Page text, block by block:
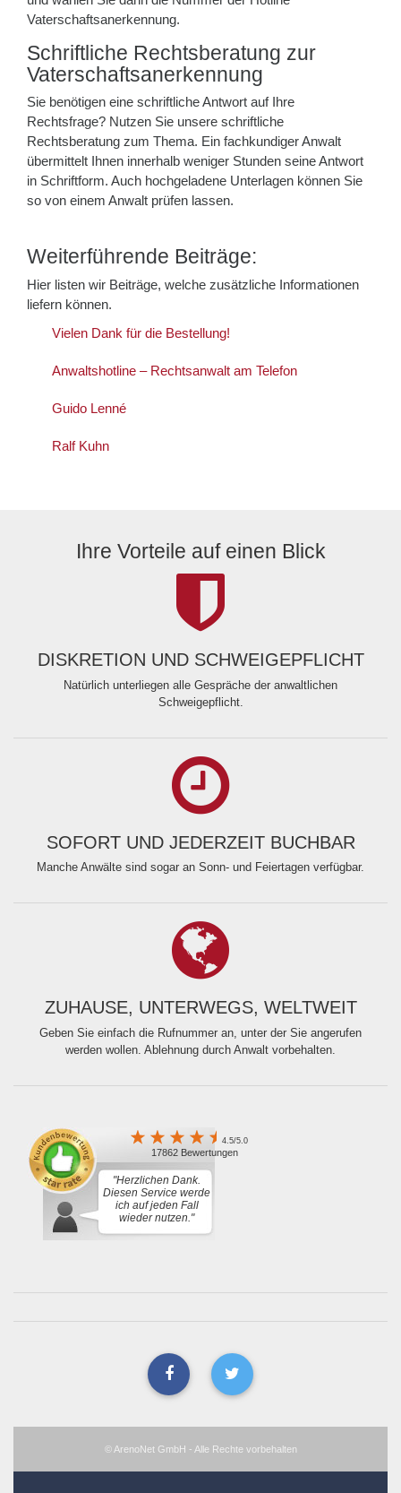
Vaterschaftsanerkennung.
Schriftliche Rechtsberatung zur
Vaterschaftsanerkennung
Sie benötigen eine schriftliche Antwort auf Ihre
Rechtsfrage? Nutzen Sie unsere schriftliche
Rechtsberatung zum Thema. Ein fachkundiger Anwalt
übermittelt Ihnen innerhalb weniger Stunden seine Antwort
in Schriftform. Auch hochgeladene Unterlagen können Sie
so von einem Anwalt prüfen lassen.
Weiterführende Beiträge:
Hier listen wir Beiträge, welche zusätzliche Informationen
liefern können.
Vielen Dank für die Bestellung!
Anwaltshotline – Rechtsanwalt am Telefon
Guido Lenné
Ralf Kuhn
Ihre Vorteile auf einen Blick
DISKRETION UND SCHWEIGEPFLICHT
Natürlich unterliegen alle Gespräche der anwaltlichen
Schweigepflicht.
SOFORT UND JEDERZEIT BUCHBAR
Manche Anwälte sind sogar an Sonn- und Feiertagen verfügbar.
ZUHAUSE, UNTERWEGS, WELTWEIT
Geben Sie einfach die Rufnummer an, unter der Sie angerufen
werden wollen. Ablehnung durch Anwalt vorbehalten.
4.5/5.0
17862 Bewertungen
"Herzlichen Dank.
Diesen Service werde
ich auf jeden Fall
wieder nutzen."
© ArenoNet GmbH - Alle Rechte vorbehalten